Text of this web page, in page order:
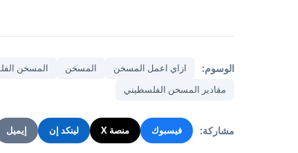
الوسوم: ازاي اعمل المسخن المسخن المسخن
مقادير المسخن الفلسطيني
مشاركة: فيسبوك منصة X لينكد إن إيميل